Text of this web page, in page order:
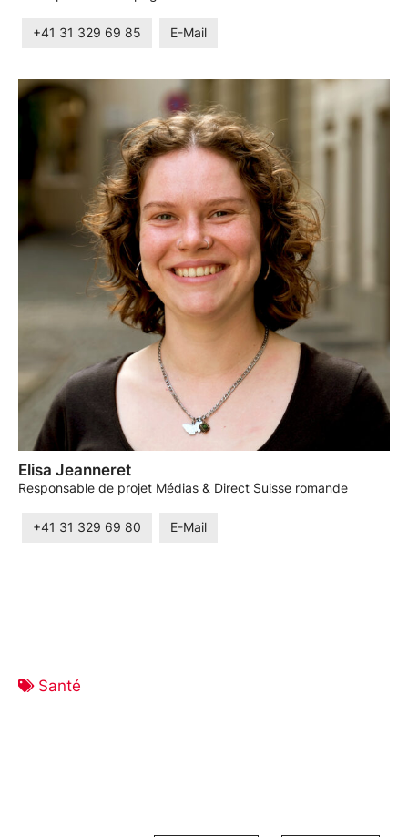
+41 31 329 69 85 E-Mail
Elisa Jeanneret
Responsable de projet Médias & Direct Suisse romande
+41 31 329 69 80 E-Mail
Santé